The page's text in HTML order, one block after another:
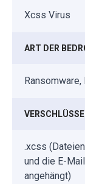
Xcss Virus
ART DER
.xcss
und die E-
angehängt)